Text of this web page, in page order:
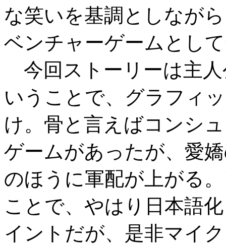
な笑いを基調としなが
ベンチャーゲームとし
今回ストーリーは主
いうことで、グラフィ
け。骨と言えばコンシ
ゲームがあったが、愛
のほうに軍配が上がる
ことで、やはり日本語
イントだが、是非マイ